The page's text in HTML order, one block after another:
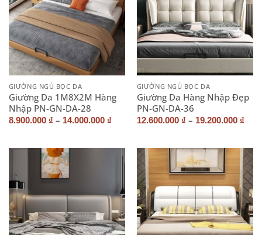
GIƯỜNG NGỦ BỌC DA
Giường Da 1M8X2M Hàng
Nhập PN-GN-DA-28
8.900.000 ₫ – 14.000.000 ₫
GIƯỜNG NGỦ BỌC DA
Giường Da Hàng Nhập Đẹp
PN-GN-DA-36
12.600.000 ₫ – 19.200.000 ₫